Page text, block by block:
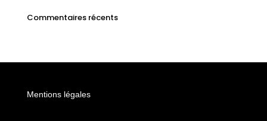
Commentaires récents
Mentions légales